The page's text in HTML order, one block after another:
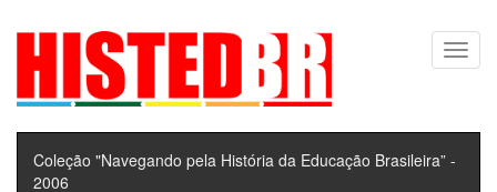
Pular
conteúdo
Coleção "Navegando pela História da Educação Brasileira” -
2006